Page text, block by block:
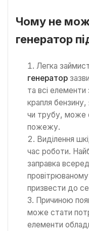
Чому не
генератор
Легка
генератор
та всі
крапля бензину,
чи трубу, може
пожежу.
Виділення
час роботи.
заправка
призвести до
Причиною
може стати
елементи